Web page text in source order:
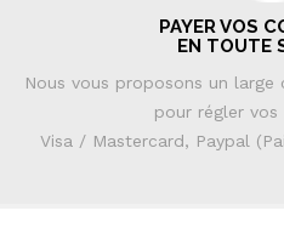
PAYER VOS
EN TOUTE
Nous vous proposons un large
pour régler vos
Visa / Mastercard, Paypal